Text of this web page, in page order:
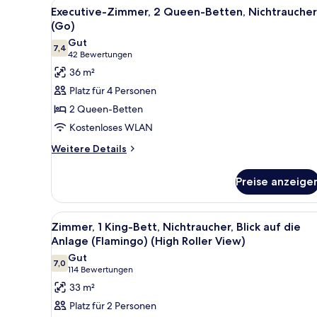
(Flamingo)
Alle
Fotos
für
Executive-
Zimmer,
2 Queen-
Betten,
Nichtraucher
(Go)
anzeigen
4
Executive-Zimmer, 2 Queen-Betten, Nichtraucher
(Go)
7,47,4 von 10
Gut
42 Bewertungen
(42
Bewertungen)
36 m²
Platz für 4 Personen
2 Queen-Betten
Kostenloses WLAN
Weitere Details
Weitere
Zimmer,
2 Queen-
Betten,
Nichtraucher
Preise
Alle
Fotos
für
Zimmer,
1 King-
Bett,
Ein Hotelzimmer mit einem
5
Zimmer, 1 King-Bett, Nichtraucher, Blick auf die
Anlage (Flamingo) (High Roller View)
7,07,0 von 10
Gut
114 Bewertungen
(114
Bewertungen)
33 m²
Platz für 2 Personen